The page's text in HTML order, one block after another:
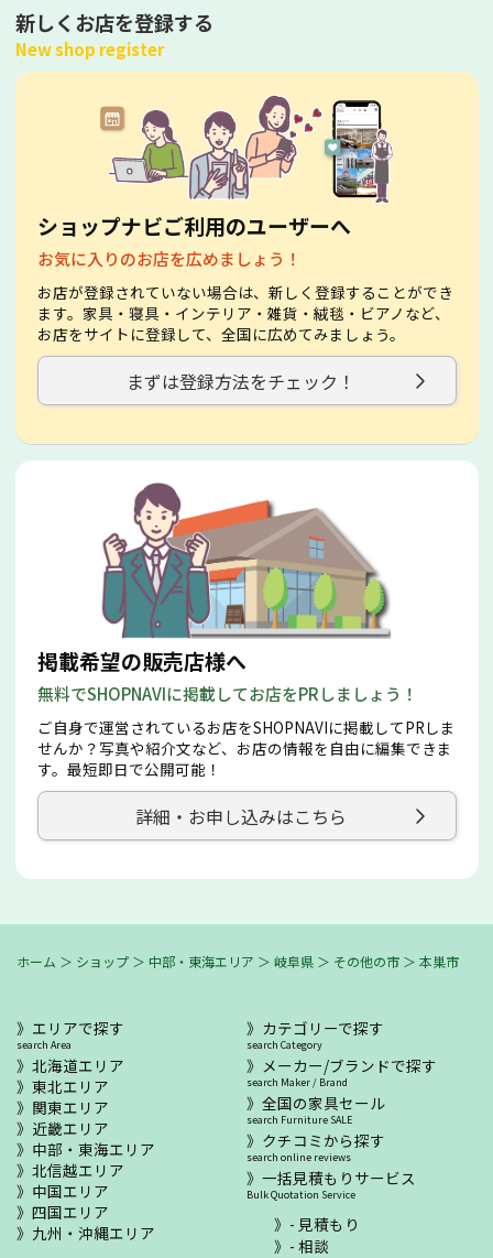
新しくお店を登録する
New shop register
ショップナビご利用のユーザーへ
お気に入りのお店を広めましょう！
お店が登録されていない場合は、新しく登録することができ
ます。家具・寝具・インテリア・雑貨・絨毯・ビアノなど、
お店をサイトに登録して、全国に広めてみましょう。
まずは登録方法をチェック！
掲載希望の販売店様へ
無料でSHOPNAVIに掲載してお店をPRしましょう！
ご自身で運営されているお店をSHOPNAVIに掲載してPRしま
せんか？写真や紹介文など、お店の情報を自由に編集できま
す。最短即日で公開可能！
詳細・お申し込みはこちら
ホーム ＞ ショップ ＞ 中部・東海エリア ＞ 岐阜県 ＞ その他の市 ＞ 本巣市
エリアで探す
search Area
北海道エリア
東北エリア
関東エリア
近畿エリア
中部・東海エリア
北信越エリア
中国エリア
四国エリア
九州・沖縄エリア
カテゴリーで探す
search Category
メーカー/ブランドで探す
search Maker / Brand
全国の家具セール
search Furniture SALE
クチコミから探す
search online reviews
一括見積もりサービス
Bulk Quotation Service
- 見積もり
- 相談